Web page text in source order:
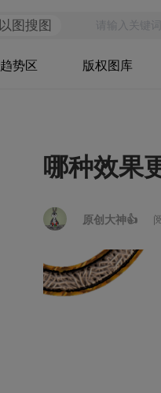
以图搜图
趋势区 版权图库
哪种效果
原创大神👍